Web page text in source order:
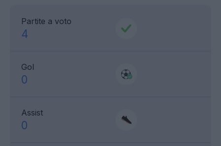
Partite a voto
4
Gol
0
Assist
0